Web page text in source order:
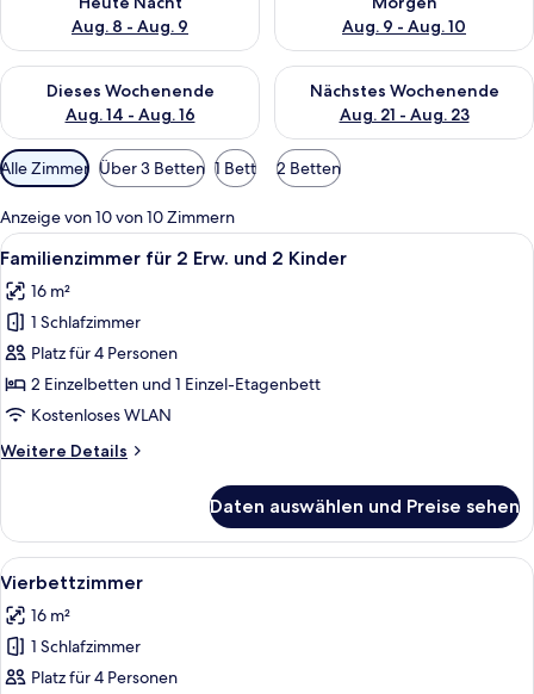
Aug. 8 - Aug. 9
Aug. 9 - Aug. 10
Dieses Wochenende
Aug. 14 - Aug. 16
Überprüfe die Verfügbarkeit für dieses Wochenende, Aug. 14
Nächstes Wochenende
Aug. 21 - Aug. 23
Überprüfe die Verfügbarkeit
Verfügbare
Filter
für
Zimmer
Alle Zimmer Über 3 Betten 1 Bett 2 Betten
Anzeige von 10 von 10 Zimmern
Alle
Fotos
für
Familienzimmer
für
2
Erw.
2
Ein Hotelzimmer mit einem
10
Familienzimmer für 2 Erw. und 2 Kinder
16 m²
1 Schlafzimmer
Platz für 4 Personen
2 Einzelbetten und 1 Einzel-Etagenbett
Kostenloses WLAN
Weitere Details
Weitere
für
Erw.
2
Kinder
Daten auswählen und Preise sehen
Alle
Fotos
für
Vierbettzimmer
anzeigen
Ein modernes Hotelzimmer mit
13
Vierbettzimmer
16 m²
1 Schlafzimmer
Platz für 4 Personen